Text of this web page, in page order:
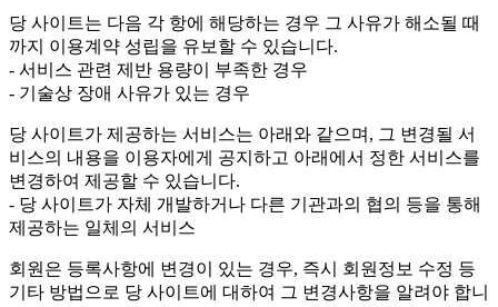
당 사이트는 다음 각 항에 해당하는 경우 그 사유가 해소될 때
까지 이용계약 성립을 유보할 수 있습니다.
- 서비스 관련 제반 용량이 부족한 경우
- 기술상 장애 사유가 있는 경우
당 사이트가 제공하는 서비스는 아래와 같으며, 그 변경될 서
비스의 내용을 이용자에게 공지하고 아래에서 정한 서비스를
변경하여 제공할 수 있습니다.
- 당 사이트가 자체 개발하거나 다른 기관과의 협의 등을 통해
제공하는 일체의 서비스
회원은 등록사항에 변경이 있는 경우, 즉시 회원정보 수정 등
기타 방법으로 당 사이트에 대하여 그 변경사항을 알려야 합니